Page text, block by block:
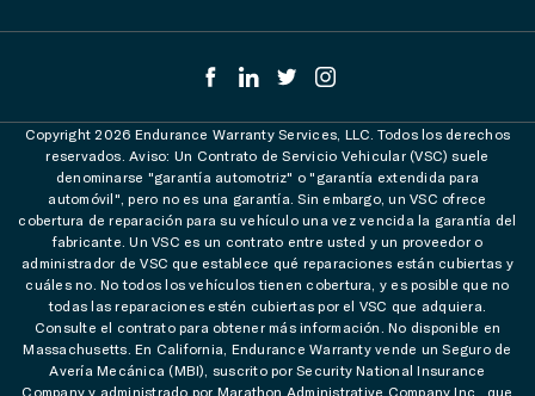
Copyright 2026 Endurance Warranty Services, LLC. Todos los derechos
reservados. Aviso: Un Contrato de Servicio Vehicular (VSC) suele
denominarse "garantía automotriz" o "garantía extendida para
automóvil", pero no es una garantía. Sin embargo, un VSC ofrece
cobertura de reparación para su vehículo una vez vencida la garantía del
fabricante. Un VSC es un contrato entre usted y un proveedor o
administrador de VSC que establece qué reparaciones están cubiertas y
cuáles no. No todos los vehículos tienen cobertura, y es posible que no
todas las reparaciones estén cubiertas por el VSC que adquiera.
Consulte el contrato para obtener más información. No disponible en
Massachusetts. En California, Endurance Warranty vende un Seguro de
Avería Mecánica (MBI), suscrito por Security National Insurance
Company y administrado por Marathon Administrative Company Inc., que